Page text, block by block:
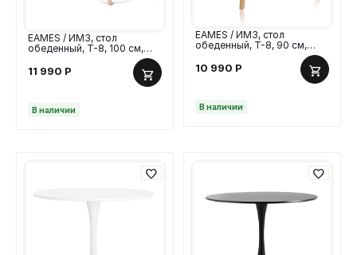
EAMES / ИМЗ, стол
обеденный, T-8, 100 см,
11 990 Р
В наличии
EAMES / ИМЗ, стол
обеденный, T-8, 90 см,
10 990 Р
В наличии